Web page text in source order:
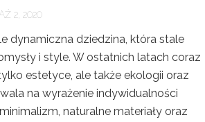
2, 2020
dynamiczna dziedzina, która stale
i style. W ostatnich latach coraz
estetyce, ale także ekologii oraz
na wyrażenie indywidualności
naturalne materiały oraz